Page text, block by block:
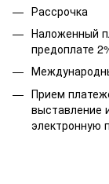
Рассрочка
Наложенный
предоплате
Прием
выставление
электронную